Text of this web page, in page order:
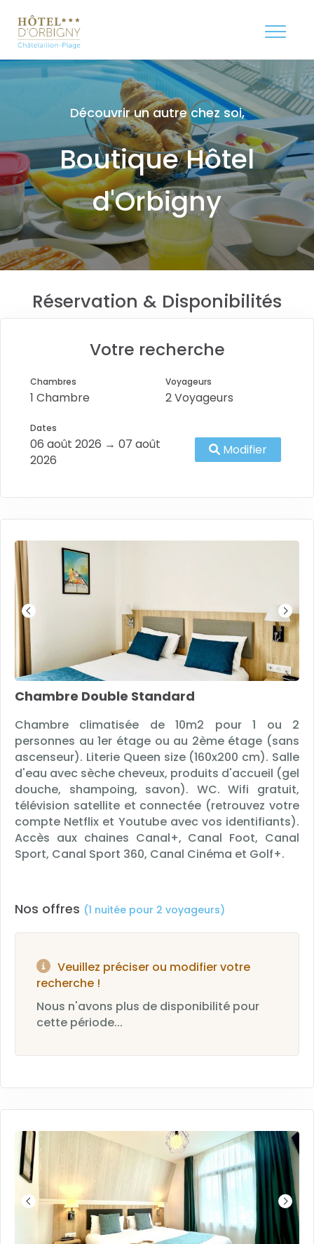
Découvrir un autre chez soi,
Boutique Hôtel
d'Orbigny
Réservation & Disponibilités
Votre recherche
Chambres
1 Chambre
Voyageurs
2 Voyageurs
Dates
06 août 2026 → 07 août
2026
Modifier
Chambre Double Standard
Chambre climatisée de 10m2 pour 1 ou 2
personnes au 1er étage ou au 2ème étage (sans
ascenseur). Literie Queen size (160x200 cm). Salle
d'eau avec sèche cheveux, produits d'accueil (gel
douche, shampoing, savon). WC. Wifi gratuit,
télévision satellite et connectée (retrouvez votre
compte Netflix et Youtube avec vos identifiants).
Accès aux chaines Canal+, Canal Foot, Canal
Sport, Canal Sport 360, Canal Cinéma et Golf+.
Nos offres (1 nuitée pour 2 voyageurs)
Veuillez préciser ou modifier votre
recherche !
Nous n'avons plus de disponibilité pour
cette période...